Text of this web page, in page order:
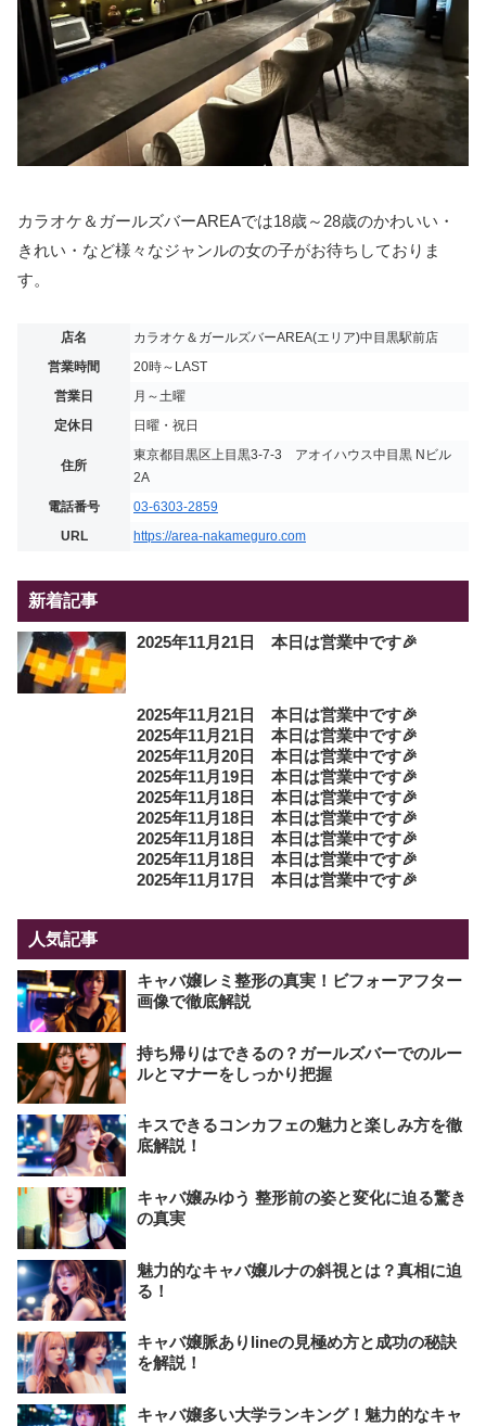
カラオケ＆ガールズバーAREAでは18歳～28歳のかわいい・
きれい・など様々なジャンルの女の子がお待ちしておりま
す。
店名
カラオケ＆ガールズバーAREA(エリア)中目黒駅前店
営業時間
20時～LAST
営業日
月～土曜
定休日
日曜・祝日
住所
東京都目黒区上目黒3-7-3 アオイハウス中目黒 Nビル
2A
電話番号
03-6303-2859
URL
https://area-nakameguro.com
新着記事
2025年11月21日 本日は営業中です🎉
2025年11月21日 本日は営業中です🎉
2025年11月21日 本日は営業中です🎉
2025年11月20日 本日は営業中です🎉
2025年11月19日 本日は営業中です🎉
2025年11月18日 本日は営業中です🎉
2025年11月18日 本日は営業中です🎉
2025年11月18日 本日は営業中です🎉
2025年11月18日 本日は営業中です🎉
2025年11月17日 本日は営業中です🎉
人気記事
キャバ嬢レミ整形の真実！ビフォーアフター
画像で徹底解説
持ち帰りはできるの？ガールズバーでのルー
ルとマナーをしっかり把握
キスできるコンカフェの魅力と楽しみ方を徹
底解説！
キャバ嬢みゆう 整形前の姿と変化に迫る驚き
の真実
魅力的なキャバ嬢ルナの斜視とは？真相に迫
る！
キャバ嬢脈ありlineの見極め方と成功の秘訣
を解説！
キャバ嬢多い大学ランキング！魅力的なキャ